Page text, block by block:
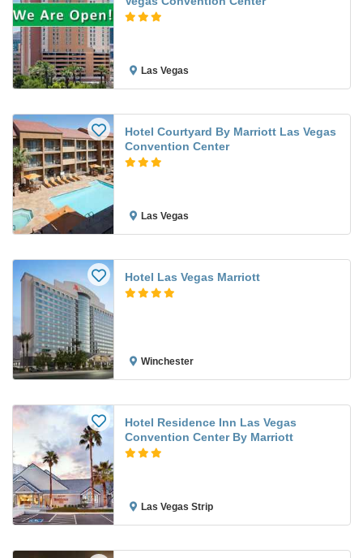
Las Vegas
Hotel Courtyard By Marriott Las Vegas
Convention Center
Las Vegas
Hotel Las Vegas Marriott
Winchester
Hotel Residence Inn Las Vegas
Convention Center By Marriott
Las Vegas Strip